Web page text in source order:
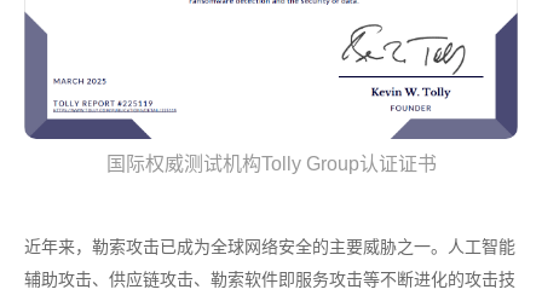
国际权威测试机构Tolly Group认证证书
近年来，勒索攻击已成为全球网络安全的主要威胁之一。人工智能
辅助攻击、供应链攻击、勒索软件即服务攻击等不断进化的攻击技